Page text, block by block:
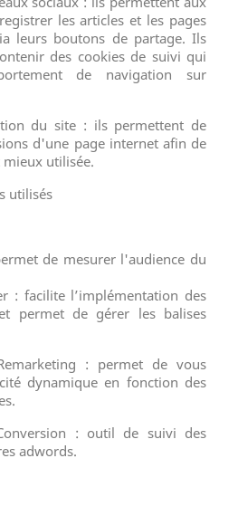
les articles et les pages
leurs boutons de partage. Ils
des cookies de suivi qui
de navigation sur
du site : ils permettent de
d'une page internet afin de
utilisée.
utilisés
de mesurer l'audience du
: facilite l’implémentation des
permet de gérer les balises
: permet de vous
dynamique en fonction des
: outil de suivi des
adwords.